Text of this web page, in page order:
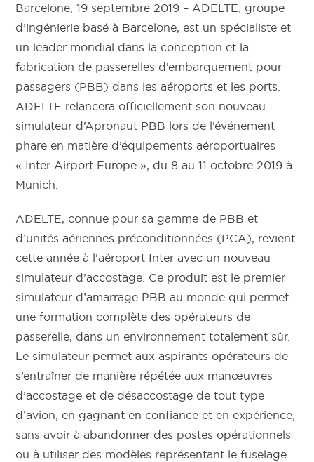
Barcelone, 19 septembre 2019 – ADELTE, groupe
d’ingénierie basé à Barcelone, est un spécialiste et
un leader mondial dans la conception et la
fabrication de passerelles d’embarquement pour
passagers (PBB) dans les aéroports et les ports.
ADELTE relancera officiellement son nouveau
simulateur d’Apronaut PBB lors de l’événement
phare en matière d’équipements aéroportuaires
« Inter Airport Europe », du 8 au 11 octobre 2019 à
Munich.
ADELTE, connue pour sa gamme de PBB et
d’unités aériennes préconditionnées (PCA), revient
cette année à l’aéroport Inter avec un nouveau
simulateur d’accostage. Ce produit est le premier
simulateur d’amarrage PBB au monde qui permet
une formation complète des opérateurs de
passerelle, dans un environnement totalement sûr.
Le simulateur permet aux aspirants opérateurs de
s’entraîner de manière répétée aux manœuvres
d’accostage et de désaccostage de tout type
d’avion, en gagnant en confiance et en expérience,
sans avoir à abandonner des postes opérationnels
ou à utiliser des modèles représentant le fuselage